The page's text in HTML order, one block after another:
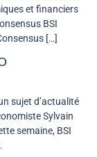
et financiers
BSI
[…]
sujet d’actualité
Sylvain
semaine, BSI